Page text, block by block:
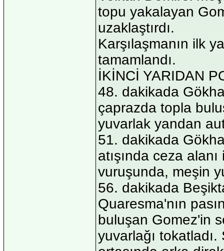
topu yakalayan
uzaklaştırdı.
Karşılaşmanın ilk
tamamlandı.
İKİNCİ YARIDAN
48. dakikada
çaprazda topla
yuvarlak yandan
51. dakikada
atışında ceza
vuruşunda, meşin
56. dakikada
Quaresma'nın
buluşan Gomez'in
yuvarlağı